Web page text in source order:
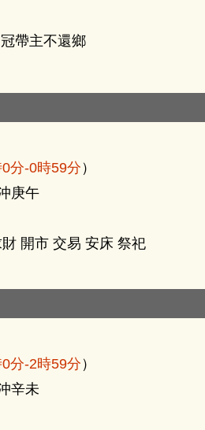
帶主不還鄉
分-0時59分）
庚午
開市 交易 安床 祭祀
分-2時59分）
辛未